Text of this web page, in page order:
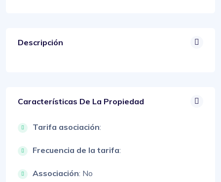
Descripción
Características De La Propiedad
Tarifa asociación:
Frecuencia de la tarifa:
Associación: No